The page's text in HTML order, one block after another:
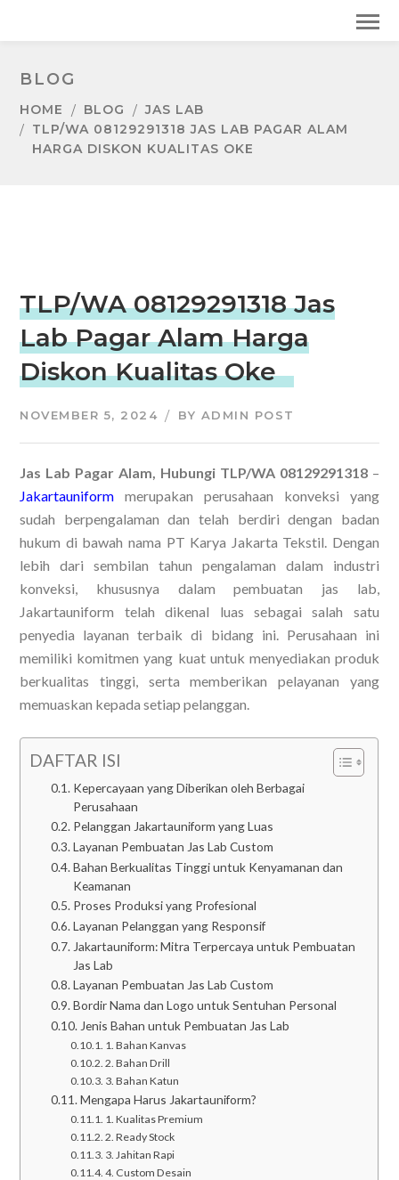
BLOG
HOME BLOG
JAS LAB
TLP/WA 08129291318 JAS LAB PAGAR ALAM
HARGA DISKON KUALITAS OKE
TLP/WA 08129291318 Jas
Lab Pagar Alam Harga
Diskon Kualitas Oke
NOVEMBER 5, 2024 BY ADMIN POST
Jas Lab Pagar Alam, Hubungi TLP/WA 08129291318–
Jakartauniform
merupakan perusahaan konveksi yang
sudah berpengalaman dan telah berdiri dengan badan
hukum di bawah nama PT Karya Jakarta Tekstil. Dengan
lebih dari sembilan tahun pengalaman dalam industri
konveksi, khususnya dalam pembuatan jas lab,
Jakartauniform telah dikenal luas sebagai salah satu
penyedia layanan terbaik di bidang ini. Perusahaan ini
memiliki komitmen yang kuat untuk menyediakan produk
berkualitas tinggi, serta memberikan pelayanan yang
memuaskan kepada setiap pelanggan.
DAFTAR ISI
Kepercayaan yang Diberikan oleh Berbagai
Perusahaan
Pelanggan Jakartauniform yang Luas
Layanan Pembuatan Jas Lab Custom
Bahan Berkualitas Tinggi untuk Kenyamanan dan
Keamanan
Proses Produksi yang Profesional
Layanan Pelanggan yang Responsif
Jakartauniform: Mitra Terpercaya untuk Pembuatan
Jas Lab
Layanan Pembuatan Jas Lab Custom
Bordir Nama dan Logo untuk Sentuhan Personal
Jenis Bahan untuk Pembuatan Jas Lab
1. Bahan Kanvas
2. Bahan Drill
3. Bahan Katun
Mengapa Harus Jakartauniform?
1. Kualitas Premium
2. Ready Stock
3. Jahitan Rapi
4. Custom Desain